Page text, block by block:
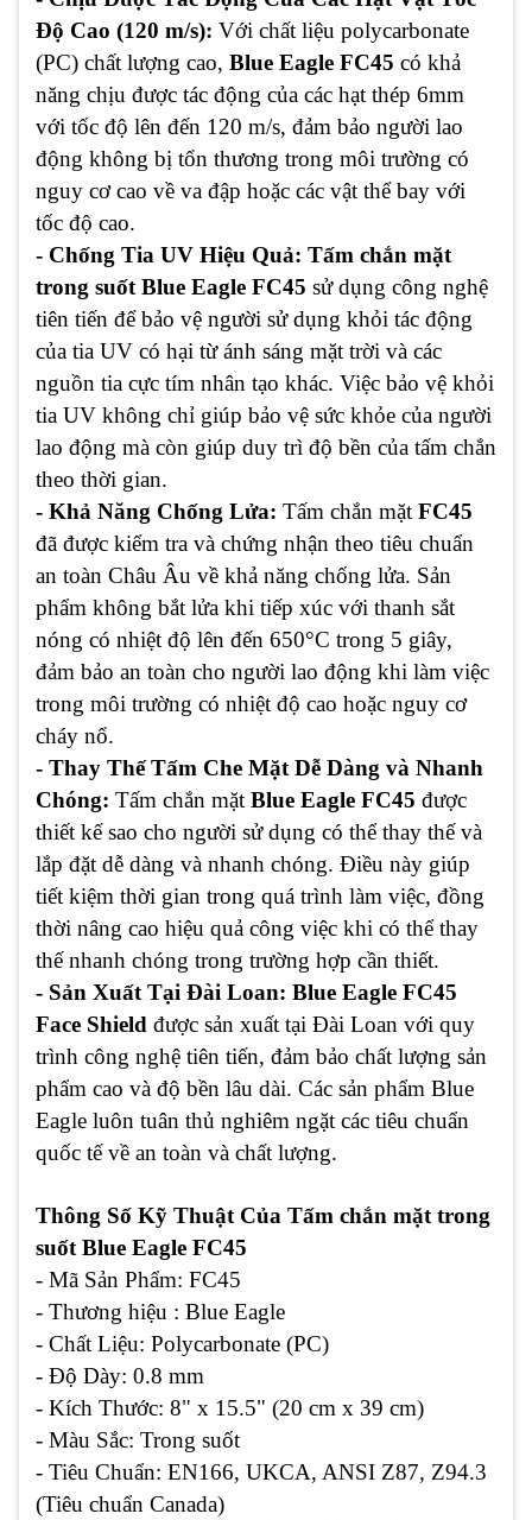
Độ Cao (120 m/s): Với chất liệu polycarbonate
(PC) chất lượng cao, Blue Eagle FC45 có khả
năng chịu được tác động của các hạt thép 6mm
với tốc độ lên đến 120 m/s, đảm bảo người lao
động không bị tổn thương trong môi trường có
nguy cơ cao về va đập hoặc các vật thể bay với
tốc độ cao.
- Chống Tia UV Hiệu Quả: Tấm chắn mặt
trong suốt Blue Eagle FC45 sử dụng công nghệ
tiên tiến để bảo vệ người sử dụng khỏi tác động
của tia UV có hại từ ánh sáng mặt trời và các
nguồn tia cực tím nhân tạo khác. Việc bảo vệ khỏi
tia UV không chỉ giúp bảo vệ sức khỏe của người
lao động mà còn giúp duy trì độ bền của tấm chắn
theo thời gian.
- Khả Năng Chống Lửa: Tấm chắn mặt FC45
đã được kiểm tra và chứng nhận theo tiêu chuẩn
an toàn Châu Âu về khả năng chống lửa. Sản
phẩm không bắt lửa khi tiếp xúc với thanh sắt
nóng có nhiệt độ lên đến 650°C trong 5 giây,
đảm bảo an toàn cho người lao động khi làm việc
trong môi trường có nhiệt độ cao hoặc nguy cơ
cháy nổ.
- Thay Thế Tấm Che Mặt Dễ Dàng và Nhanh
Chóng: Tấm chắn mặt Blue Eagle FC45 được
thiết kế sao cho người sử dụng có thể thay thế và
lắp đặt dễ dàng và nhanh chóng. Điều này giúp
tiết kiệm thời gian trong quá trình làm việc, đồng
thời nâng cao hiệu quả công việc khi có thể thay
thế nhanh chóng trong trường hợp cần thiết.
- Sản Xuất Tại Đài Loan: Blue Eagle FC45
Face Shield được sản xuất tại Đài Loan với quy
trình công nghệ tiên tiến, đảm bảo chất lượng sản
phẩm cao và độ bền lâu dài. Các sản phẩm Blue
Eagle luôn tuân thủ nghiêm ngặt các tiêu chuẩn
quốc tế về an toàn và chất lượng.
Thông Số Kỹ Thuật Của Tấm chắn mặt trong
suốt Blue Eagle FC45
- Mã Sản Phẩm: FC45
- Thương hiệu : Blue Eagle
- Chất Liệu: Polycarbonate (PC)
- Độ Dày: 0.8 mm
- Kích Thước: 8" x 15.5" (20 cm x 39 cm)
- Màu Sắc: Trong suốt
- Tiêu Chuẩn: EN166, UKCA, ANSI Z87, Z94.3
(Tiêu chuẩn Canada)